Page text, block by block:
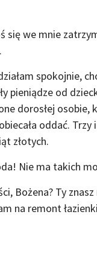
się we mnie
spokojnie,
pieniądze od
dorosłej osobie,
oddać. Trzy
złotych.
Nie ma takich
Bożena? Ty
na remont